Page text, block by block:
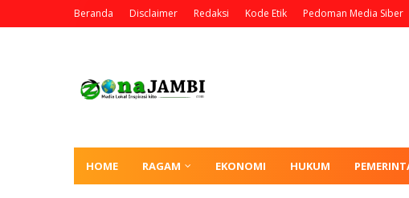
Beranda Disclaimer Redaksi Kode Etik Pedoman Media Siber
HOME RAGAM EKONOMI HUKUM